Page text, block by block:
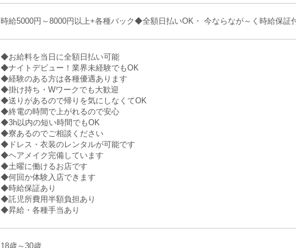
時給5000円～8000円以上+各種バック◆全額日払いOK・ 今ならなが～く時給保証
◆お給料を当日に全額日払い可能
◆ナイトデビュー！業界未経験でもOK
◆経験のある方は各種優遇あります
◆掛け持ち・Wワークでも大歓迎
◆送りがあるので帰りを気にしなくてOK
◆終電の時間で上がれるので安心
◆3h以内の短い時間でもOK
◆寮あるのでご相談ください
◆ドレス・衣装のレンタルが可能です
◆ヘアメイク完備しています
◆土曜に働けるお店です
◆何回か体験入店できます
◆時給保証あり
◆託児所費用半額負担あり
◆昇給・各種手当あり
18歳～30歳